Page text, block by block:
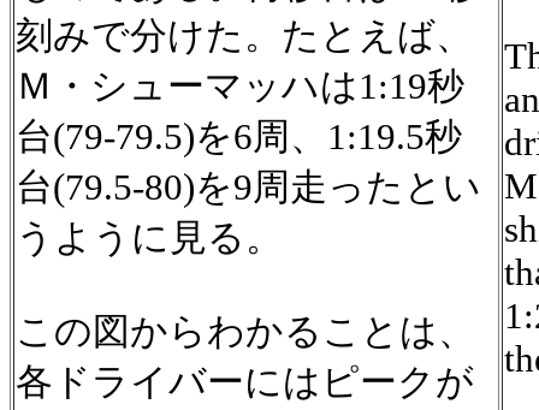
刻みで分けた。たとえば、
Ｍ・シューマッハは1:19秒
台(79-79.5)を6周、1:19.5秒
台(79.5-80)を9周走ったとい
うように見る。
この図からわかることは、
各ドライバーにはピークが